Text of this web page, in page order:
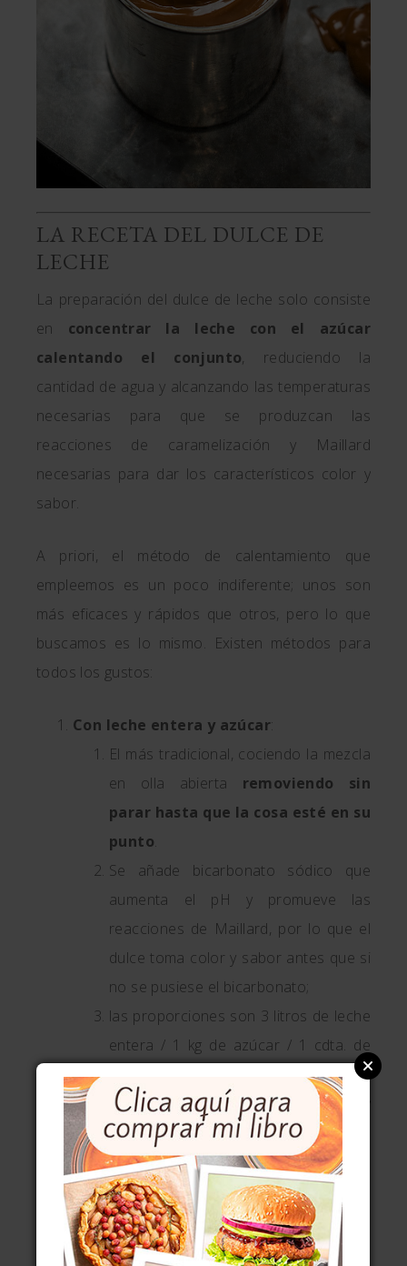
LA RECETA DEL DULCE DE
LECHE
La preparación del dulce de leche solo consiste
en concentrar la leche con el azúcar
calentando el conjunto, reduciendo la
cantidad de agua y alcanzando las temperaturas
necesarias para que se produzcan las
reacciones de caramelización y Maillard
necesarias para dar los característicos color y
sabor.
A priori, el método de calentamiento que
empleemos es un poco indiferente; unos son
más eficaces y rápidos que otros, pero lo que
buscamos es lo mismo. Existen métodos para
todos los gustos:
Con leche entera y azúcar:
El más tradicional, cociendo la mezcla
en olla abierta removiendo sin
parar hasta que la cosa esté en su
punto.
Se añade bicarbonato sódico que
aumenta el pH y promueve las
reacciones de Maillard, por lo que el
dulce toma color y sabor antes que si
no se pusiese el bicarbonato;
las proporciones son 3 litros de leche
entera / 1 kg de azúcar / 1 cdta. de
bicarbonato sódico y puedestardar
hasta 3 horascociendo a fuego muy
bajo, según el Crandon ya citado.
Con leche condensada(aunque los
puristas no lo aprueben):
Partiendo de esta leche, la
concentración te la ahorras pues ya